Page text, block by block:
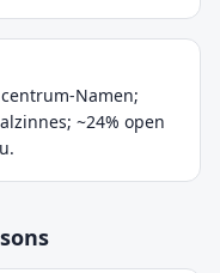
Namen;
~24% open